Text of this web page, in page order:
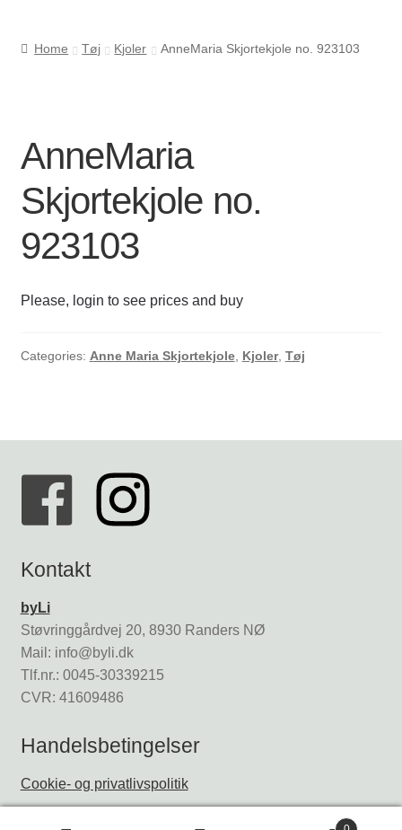
Kontakt os
Kurv
Min Konto
Om byLi
Salgs- og leveringsbetingelser
Home Tøj Kjoler AnneMaria Skjortekjole no. 923103
AnneMaria
Skjortekjole no.
923103
Please, login to see prices and buy
Categories: Anne Maria Skjortekjole, Kjoler, Tøj
Kontakt
byLi
Støvringgårdvej 20, 8930 Randers NØ
Mail: info@byli.dk
Tlf.nr.: 0045-30339215
CVR: 41609486
Handelsbetingelser
Cookie- og privatlivspolitik